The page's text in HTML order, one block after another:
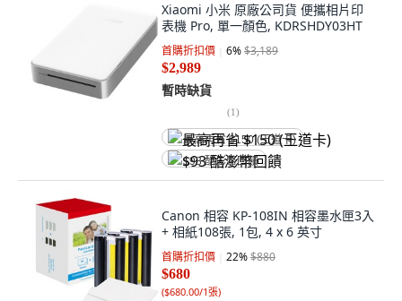
Xiaomi 小米 原廠公司貨 便攜相片印
表機 Pro, 單一顏色, KDRSHDY03HT
首購折扣價 6%$3,189
$2,989
暫時缺貨
(1)
最高再省 $150 (王道卡)
$93 酷澎幣回饋
Canon 相容 KP-108IN 相容墨水匣3入
+ 相紙108張, 1包, 4 x 6 英寸
首購折扣價 22%$880
$680
($680.00/1張)